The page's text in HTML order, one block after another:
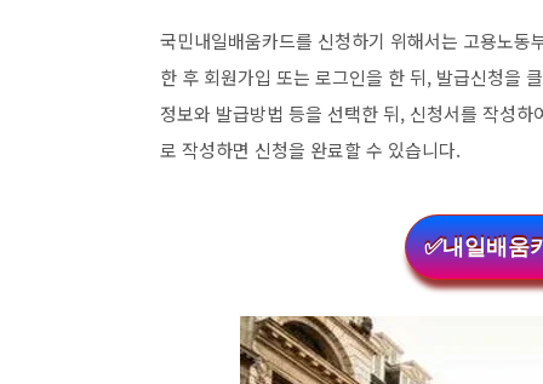
국민내일배움카드를 신청하기 위해서는 고용노
한 후 회원가입 또는 로그인을 한 뒤, 발급신청을
정보와 발급방법 등을 선택한 뒤, 신청서를 작성
로 작성하면 신청을 완료할 수 있습니다.
✅내일배움